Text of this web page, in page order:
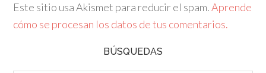
Este sitio usa Akismet para reducir el spam.Aprende
cómo se procesan los datos de tus comentarios.
BÚSQUEDAS